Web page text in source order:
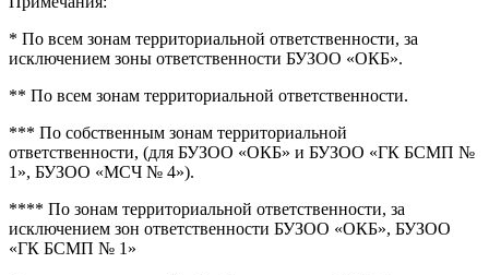
* По всем зонам территориальной ответственности, за
исключением зоны ответственности БУЗОО «ОКБ».
** По всем зонам территориальной ответственности.
*** По собственным зонам территориальной
ответственности, (для БУЗОО «ОКБ» и БУЗОО «ГК БСМП №
1», БУЗОО «МСЧ № 4»).
**** По зонам территориальной ответственности, за
исключением зон ответственности БУЗОО «ОКБ», БУЗОО
«ГК БСМП № 1»